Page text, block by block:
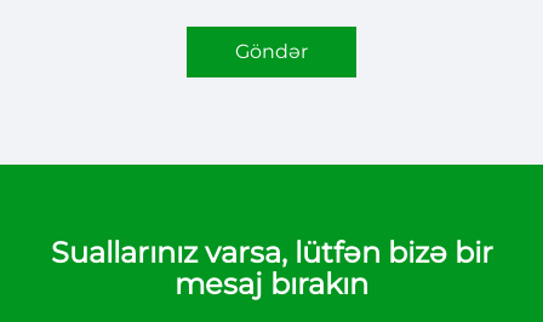
Göndər
Suallarınız varsa, lütfən bizə bir
mesaj bırakın